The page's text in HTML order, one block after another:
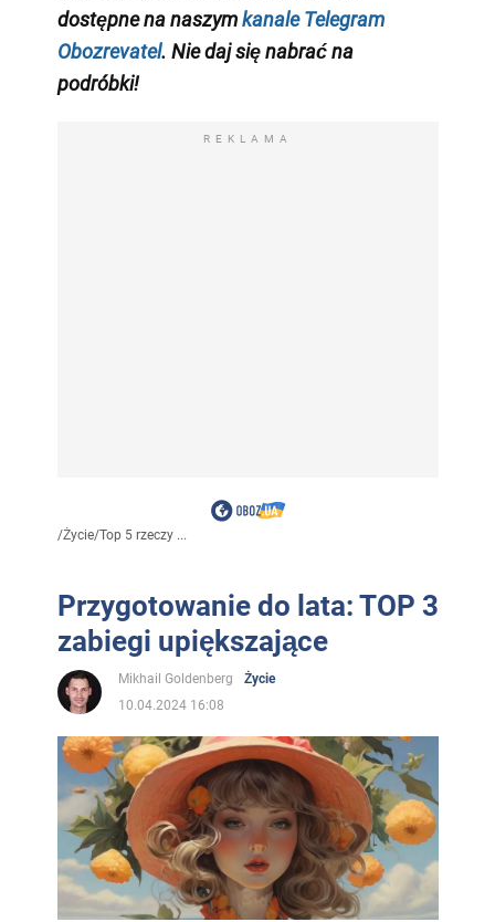
dostępne na naszymkanale Telegram
Obozrevatel. Nie daj się nabrać na
podróbki!
REKLAMA
/Życie/Top 5 rzeczy ...
Przygotowanie do lata: TOP 3
zabiegi upiększające
Mikhail Goldenberg
Życie
10.04.2024 16:08